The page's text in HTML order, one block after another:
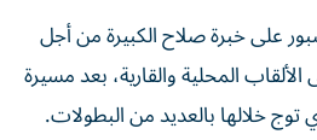
على خبرة صلاح الكبيرة من أجل
المحلية والقارية، بعد مسيرة
توج خلالها بالعديد من البطولات.